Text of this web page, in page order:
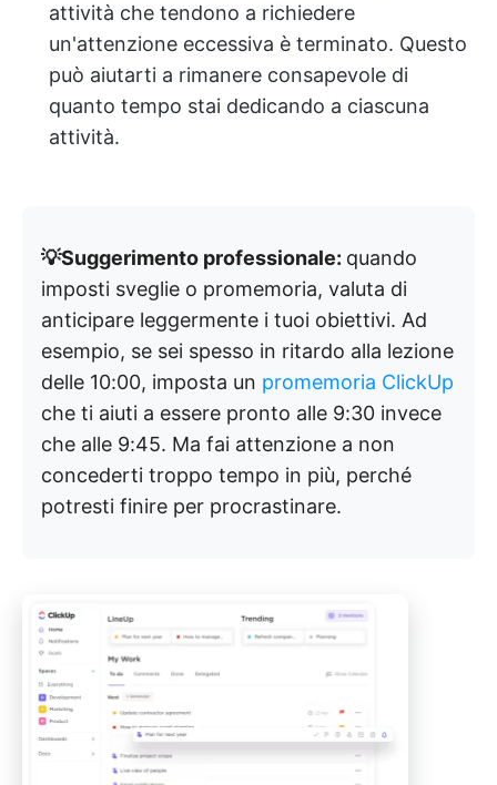
attività che tendono a richiedere
un'attenzione eccessiva è terminato. Questo
può aiutarti a rimanere consapevole di
quanto tempo stai dedicando a ciascuna
attività.
💡Suggerimento professionale: quando
imposti sveglie o promemoria, valuta di
anticipare leggermente i tuoi obiettivi. Ad
esempio, se sei spesso in ritardo alla lezione
delle 10:00, imposta un promemoria ClickUp
che ti aiuti a essere pronto alle 9:30 invece
che alle 9:45. Ma fai attenzione a non
concederti troppo tempo in più, perché
potresti finire per procrastinare.